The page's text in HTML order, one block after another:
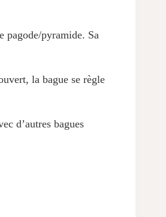
pagode/pyramide. Sa
la bague se règle
d’autres bagues